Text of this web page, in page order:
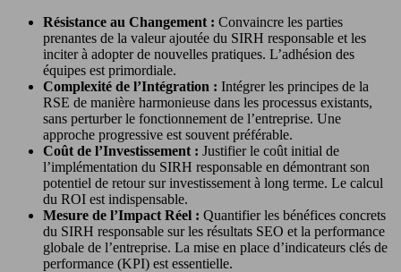
Résistance au Changement : Convaincre les parties
prenantes de la valeur ajoutée du SIRH responsable et les
inciter à adopter de nouvelles pratiques. L’adhésion des
équipes est primordiale.
Complexité de l’Intégration : Intégrer les principes de la
RSE de manière harmonieuse dans les processus existants,
sans perturber le fonctionnement de l’entreprise. Une
approche progressive est souvent préférable.
Coût de l’Investissement : Justifier le coût initial de
l’implémentation du SIRH responsable en démontrant son
potentiel de retour sur investissement à long terme. Le calcul
du ROI est indispensable.
Mesure de l’Impact Réel : Quantifier les bénéfices concrets
du SIRH responsable sur les résultats SEO et la performance
globale de l’entreprise. La mise en place d’indicateurs clés de
performance (KPI) est essentielle.